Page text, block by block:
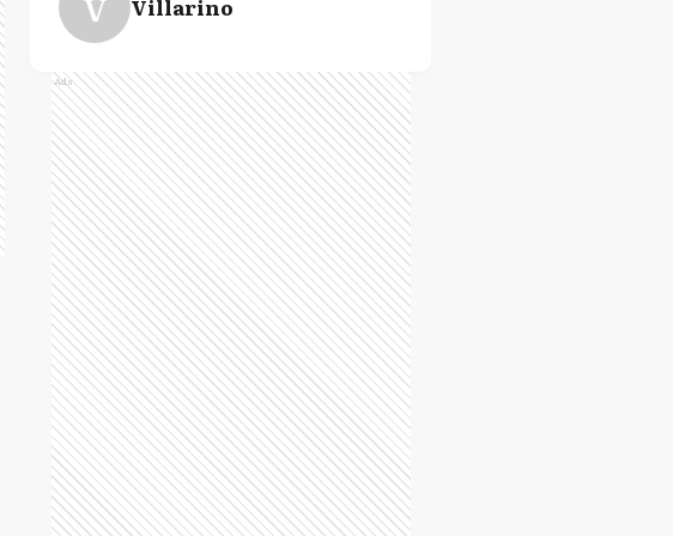
Villarino
Ads